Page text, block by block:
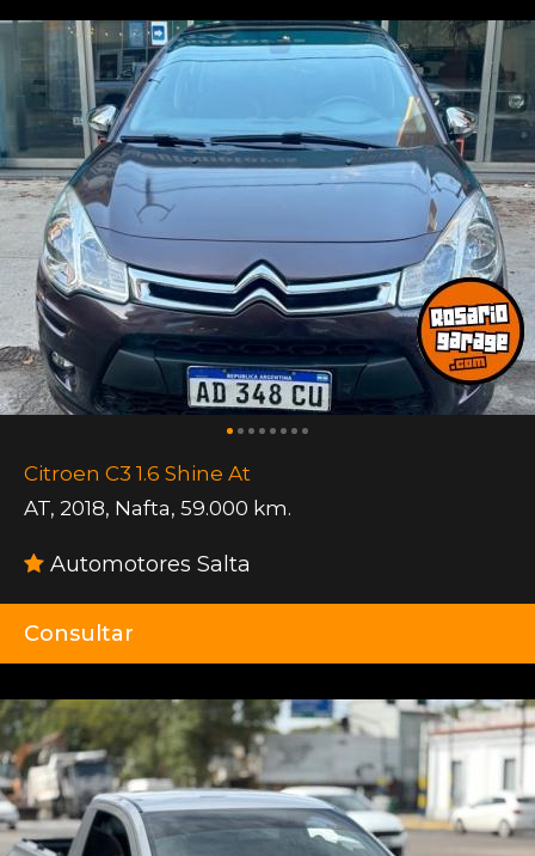
Citroen C3 1.6 Shine At
AT, 2018, Nafta, 59.000 km.
Automotores Salta
Consultar